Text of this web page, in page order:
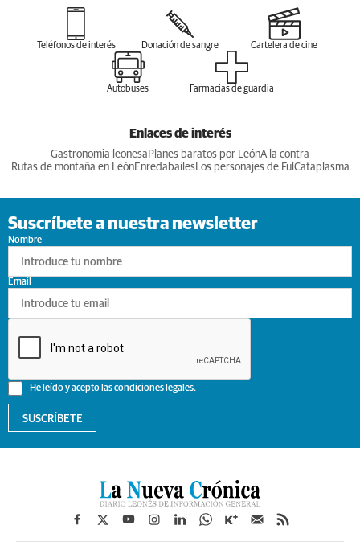
Teléfonos de interés Donación de sangre Cartelera de cine
Autobuses Farmacias de guardia
Enlaces de interés
Gastronomia leonesa Planes baratos por LeónA la contra
Rutas de montaña en LeónEnredabailesLos personajes de Ful Cataplasma
Suscríbete a nuestra newsletter
Nombre
He leído y acepto lascondiciones legales.
Email
SUSCRÍBETE